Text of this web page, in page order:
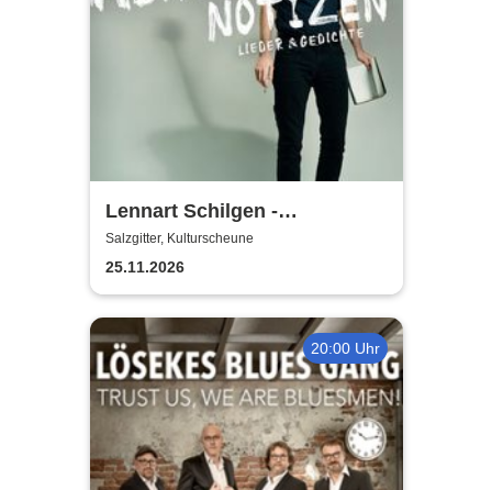
Lennart Schilgen -
Abwesenheitsnotizen
Salzgitter, Kulturscheune
25.11.2026
20:00 Uhr